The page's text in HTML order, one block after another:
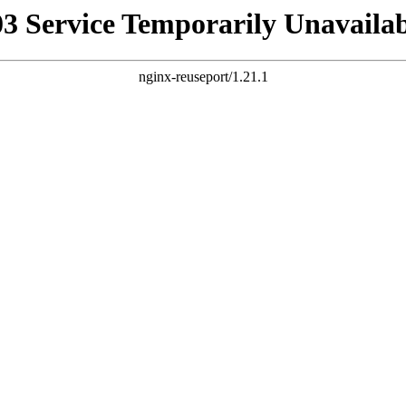
Service Temporarily
nginx-reuseport/1.21.1